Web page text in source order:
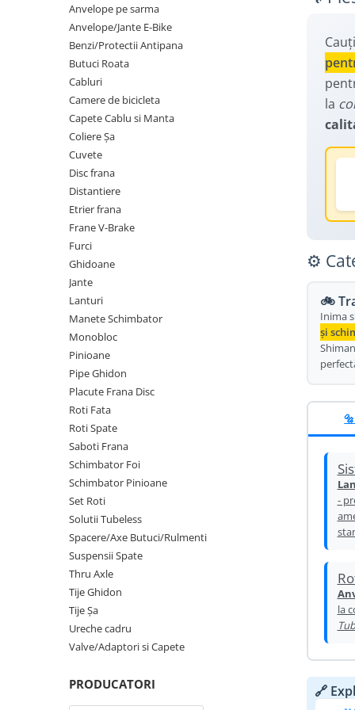
Lumini Spate
Cosuri pentru Biciclete
Pedale SPD
Accesorii Pedale
Borsete si Genti
Protectii Cadru
Antifurturi
Suport bidon si bidon
Aparatori noroi
Accesorii Remorca
Roti ajutatoare
Scaune pentru Copii
Transport si Depozitare
ZA Missinglink
Solutii Tubeless
Spacere/Axe Butuci/Rulmenti
Camere de bicicleta
Accesorii Camere
Capete Cablu si Manta
Accesorii Frane Hidraulice
Distantiere
Placute Frana Disc
Saboti Frana
Frane V-Brake
Suspensii Spate
Butuci Roata
Schimbator Pinioane
Schimbator Foi
Manete Schimbator
la
⚙️
🚲
Inima
și
-
la
🔗
Anvelope pe sarma
Anvelope/Jante E-Bike
Benzi/Protectii Antipana
Butuci Roata
Cabluri
Camere de bicicleta
Capete Cablu si Manta
Coliere Șa
Cuvete
Disc frana
Distantiere
Etrier frana
Frane V-Brake
Furci
Ghidoane
Jante
Lanturi
Manete Schimbator
Monobloc
Pinioane
Pipe Ghidon
Placute Frana Disc
Roti Fata
Roti Spate
Saboti Frana
Schimbator Foi
Schimbator Pinioane
Set Roti
Solutii Tubeless
Spacere/Axe Butuci/Rulmenti
Suspensii Spate
Thru Axle
Tije Ghidon
Tije Șa
Ureche cadru
Valve/Adaptori si Capete
PRODUCATORI